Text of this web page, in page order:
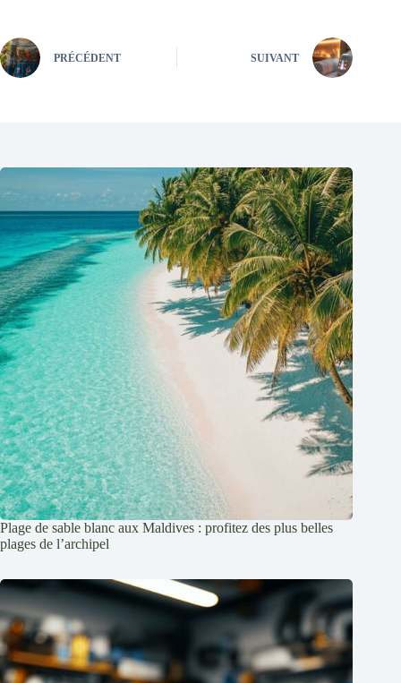
PRÉCÉDENT SUIVANT
Plage de sable blanc aux Maldives : profitez des plus belles
plages de l’archipel